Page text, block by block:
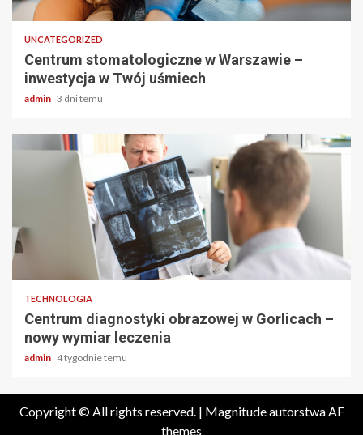
UNCATEGORIZED
Centrum stomatologiczne w Warszawie –
inwestycja w Twój uśmiech
admin 3 dni temu
2 min odczytu
TECHNOLOGIA
Centrum diagnostyki obrazowej w Gorlicach –
nowy wymiar leczenia
admin 4 tygodnie temu
Copyright © All rights reserved. | Magnitudeautorstwa AF
themes